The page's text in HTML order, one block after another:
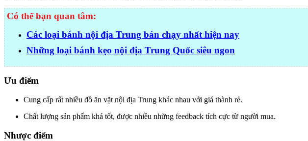
Có thể bạn quan tâm:
Các loại bánh nội địa Trung bán chạy nhất hiện nay
Những loại bánh kẹo nội địa Trung Quốc siêu ngon
Ưu điểm
Cung cấp rất nhiều đồ ăn vặt nội địa Trung khác nhau với giá thành rẻ.
Chất lượng sản phẩm khá tốt, được nhiều những feedback tích cực từ người mua.
Nhược điểm